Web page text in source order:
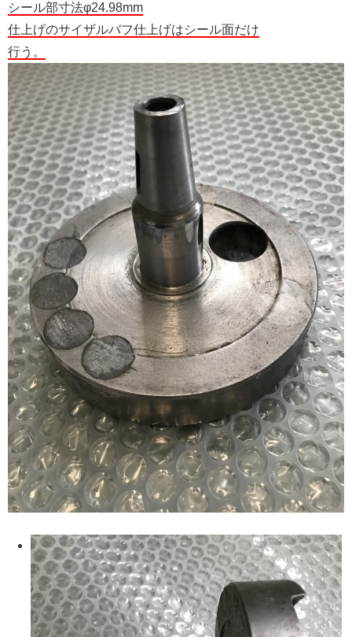
シール部寸法φ24.98mm
仕上げのサイザルバフ仕上げはシール面だけ
行う。